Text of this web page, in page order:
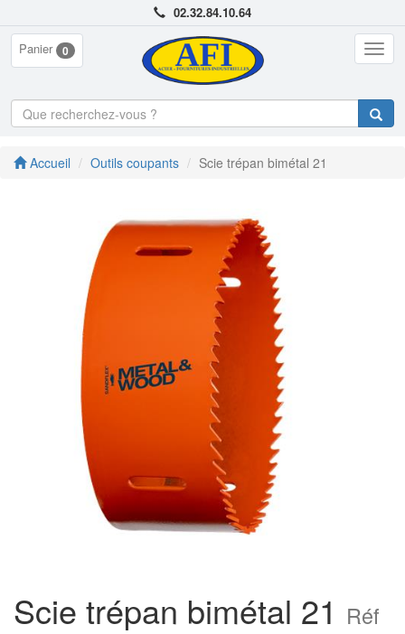
02.32.84.10.64
Panier 0
Accueil Outils coupants Scie trépan bimétal 21
Scie trépan bimétal 21 Réf